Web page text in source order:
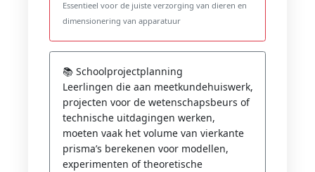
Essentieel voor de juiste verzorging van dieren en
dimensionering van apparatuur
📚 Schoolprojectplanning
Leerlingen die aan meetkundehuiswerk,
projecten voor de wetenschapsbeurs of
technische uitdagingen werken,
moeten vaak het volume van vierkante
prisma’s berekenen voor modellen,
experimenten of theoretische